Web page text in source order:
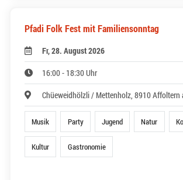
Pfadi Folk Fest mit Familiensonntag
Fr, 28. August 2026
16:00 - 18:30 Uhr
Chüeweidhölzli / Mettenholz, 8910 Affoltern
Musik Party Jugend Natur
Kultur Gastronomie